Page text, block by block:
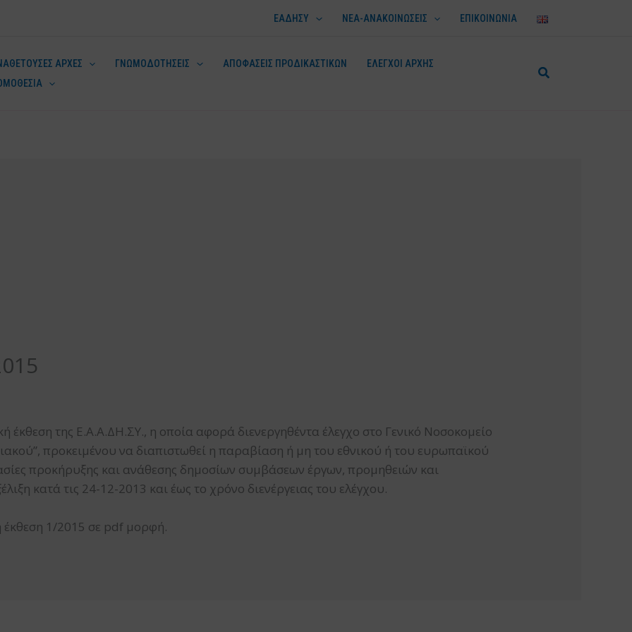
ΕΑΔΗΣΥ ΝΕΑ-ΑΝΑΚΟΙΝΩΣΕΙΣ ΕΠΙΚΟΙΝΩΝΙΑ
ΑΡΧΕΣ ΓΝΩΜΟΔΟΤΗΣΕΙΣ ΑΠΟΦΑΣΕΙΣ ΠΡΟΔΙΚΑΣΤΙΚΩΝ
ΕΛΕΓΧΟΙ ΑΡΧΗΣ
έκθεση της Ε.Α.Α.ΔΗ.ΣΥ., η οποία αφορά διενεργηθέντα έλεγχο στο Γενικό Νοσοκομείο
προκειμένου να διαπιστωθεί η παραβίαση ή μη του εθνικού ή του ευρωπαϊκού
προκήρυξης και ανάθεσης δημοσίων συμβάσεων έργων, προμηθειών και
κατά τις 24-12-2013 και έως το χρόνο διενέργειας του ελέγχου.
έκθεση 1/2015 σε pdf μορφή.